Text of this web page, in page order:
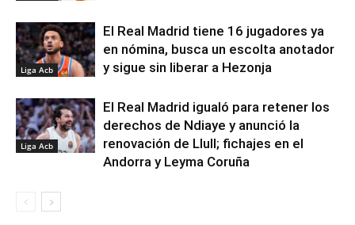
Liga Acb
El Real Madrid tiene 16 jugadores ya
en nómina, busca un escolta anotador
y sigue sin liberar a Hezonja
Liga Acb
El Real Madrid igualó para retener los
derechos de Ndiaye y anunció la
renovación de Llull; fichajes en el
Andorra y Leyma Coruña